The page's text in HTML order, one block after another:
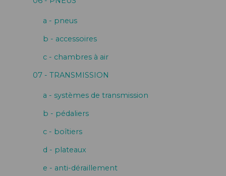
a - pneus
b - accessoires
c - chambres à air
07 - TRANSMISSION
a - systèmes de transmission
b - pédaliers
c - boîtiers
d - plateaux
e - anti-déraillement